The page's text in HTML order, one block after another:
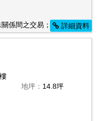
係間之交易； 詳細資料
地坪： 14.8坪